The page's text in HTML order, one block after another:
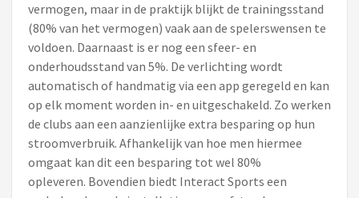
vermogen, maar in de praktijk blijkt de trainingsstand
(80% van het vermogen) vaak aan de spelerswensen te
voldoen. Daarnaast is er nog een sfeer- en
onderhoudsstand van 5%. De verlichting wordt
automatisch of handmatig via een app geregeld en kan
op elk moment worden in- en uitgeschakeld. Zo werken
de clubs aan een aanzienlijke extra besparing op hun
stroomverbruik. Afhankelijk van hoe men hiermee
omgaat kan dit een besparing tot wel 80%
opleveren. Bovendien biedt Interact Sports een